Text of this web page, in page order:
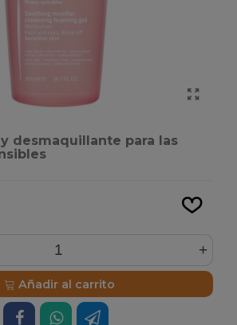
desmaquillante para las
+
Añadir al carrito